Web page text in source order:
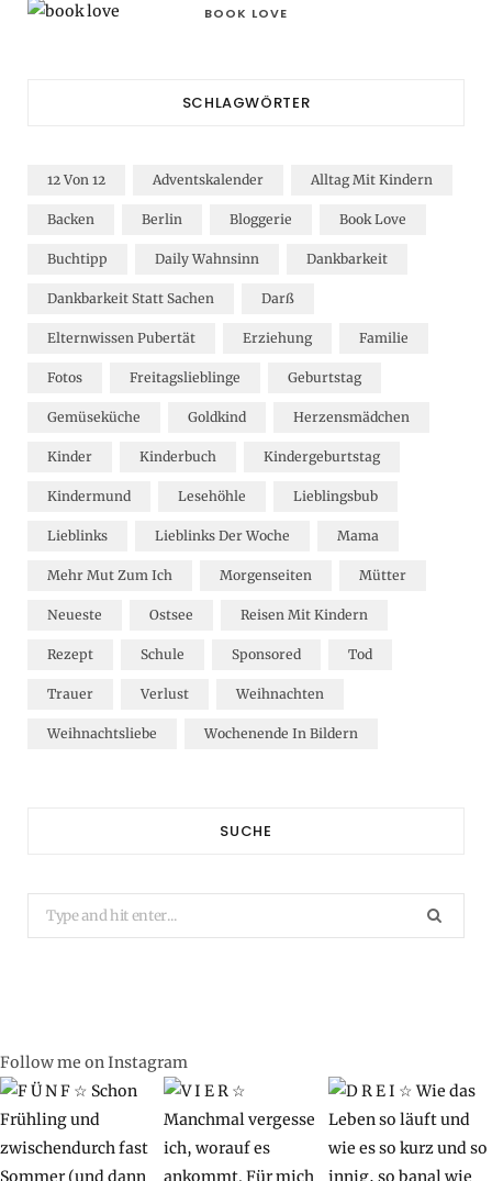
BOOK LOVE
SCHLAGWÖRTER
12 Von 12 Adventskalender Alltag Mit Kindern
Backen Berlin Bloggerie Book Love
Buchtipp Daily Wahnsinn Dankbarkeit
Dankbarkeit Statt Sachen Darß
Elternwissen Pubertät Erziehung Familie
Fotos Freitagslieblinge Geburtstag
Gemüseküche Goldkind Herzensmädchen
Kinder Kinderbuch Kindergeburtstag
Kindermund Lesehöhle Lieblingsbub
Lieblinks Lieblinks Der Woche Mama
Mehr Mut Zum Ich Morgenseiten Mütter
Neueste Ostsee Reisen Mit Kindern
Rezept Schule Sponsored Tod
Trauer Verlust Weihnachten
Weihnachtsliebe Wochenende In Bildern
SUCHE
Search
for:
Follow me on Instagram